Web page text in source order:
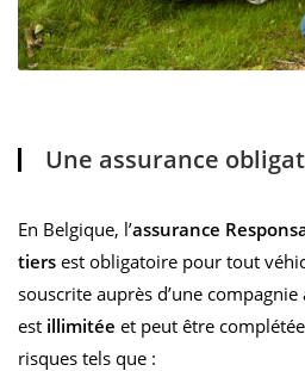
Une assurance
En Belgique, l’assurance
tiers est obligatoire pour tout
souscrite auprès d’une
est illimitée et peut être
risques tels que :